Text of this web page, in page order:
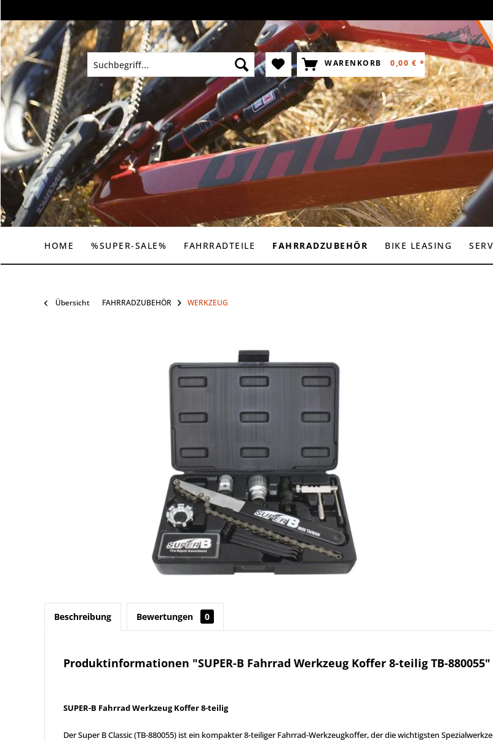
WARENKORB 0,00 € *
HOME %SUPER-SALE% FAHRRADTEILE FAHRRADZUBEHÖR BIKE LEASING
Übersicht FAHRRADZUBEHÖR WERKZEUG
Beschreibung Bewertungen 0
Produktinformationen "SUPER-B Fahrrad Werkzeug Koffer 8-teilig TB-880055"
SUPER-B Fahrrad Werkzeug Koffer 8-teilig
Der Super B Classic (TB-880055) ist ein kompakter 8-teiliger Fahrrad-Werkzeugkoffer, der die wichtigsten